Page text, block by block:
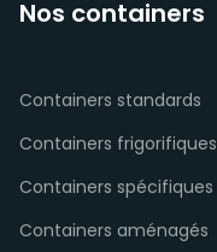
Nos containers
Containers standards
Containers frigorifiques
Containers spécifiques
Containers aménagés